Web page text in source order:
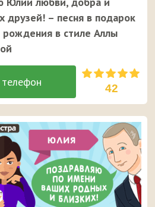
друзей! – песня в подарок
рождения в стиле Аллы
42